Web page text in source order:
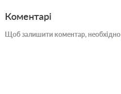
Коментарі
Щоб залишити коментар, необхідно